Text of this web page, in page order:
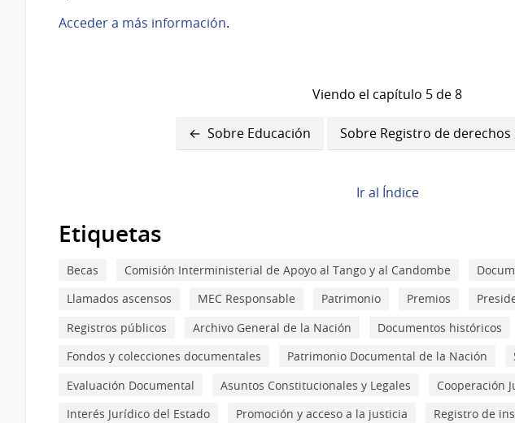
Acceder a más información.
Viendo el capítulo 5 de 8
transversales
Book
para
Sobre
Registro
Civil
Sobre Educación Sobre Registro de
Ir al Índice
Etiquetas
Becas Comisión Interministerial de Apoyo al Tango y al Candombe
Llamados ascensos
MEC Responsable Patrimonio Premios
Registros públicos
Archivo General de la Nación Documentos históricos
Fondos y colecciones documentales
Patrimonio Documental de la Nación
Evaluación Documental
Asuntos Constitucionales y Legales
Cooperación
Interés Jurídico del Estado
Promoción y acceso a la justicia
Registro de